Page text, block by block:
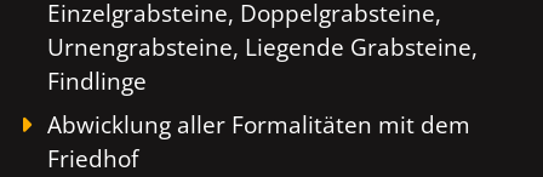
Einzelgrabsteine, Doppelgrabsteine,
Urnengrabsteine, Liegende Grabsteine,
Findlinge
Abwicklung aller Formalitäten mit dem
Friedhof